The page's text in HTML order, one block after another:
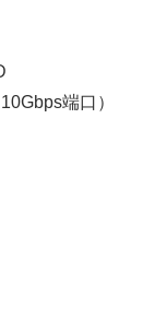
端口）